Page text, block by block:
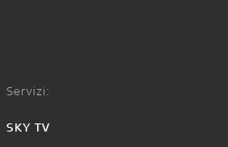
Servizi:
SKY TV